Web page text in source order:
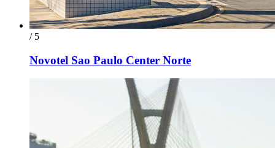
/ 5
Novotel Sao Paulo Center Norte